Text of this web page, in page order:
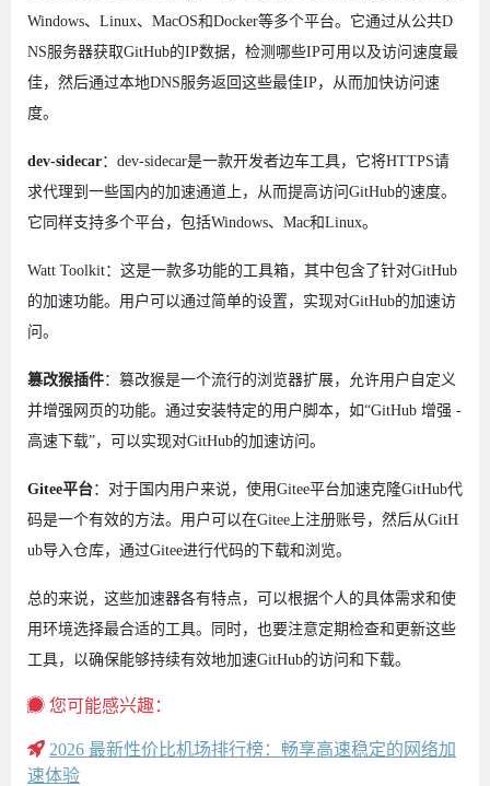
Windows、Linux、MacOS和Docker等多个平台。它通过从公共D
NS服务器获取GitHub的IP数据，检测哪些IP可用以及访问速度最
佳，然后通过本地DNS服务返回这些最佳IP，从而加快访问速
度。
dev-sidecar：dev-sidecar是一款开发者边车工具，它将HTTPS请
求代理到一些国内的加速通道上，从而提高访问GitHub的速度。
它同样支持多个平台，包括Windows、Mac和Linux。
Watt Toolkit：这是一款多功能的工具箱，其中包含了针对GitHub
的加速功能。用户可以通过简单的设置，实现对GitHub的加速访
问。
篡改猴插件：篡改猴是一个流行的浏览器扩展，允许用户自定义
并增强网页的功能。通过安装特定的用户脚本，如“GitHub 增强 -
高速下载”，可以实现对GitHub的加速访问。
Gitee平台：对于国内用户来说，使用Gitee平台加速克隆GitHub代
码是一个有效的方法。用户可以在Gitee上注册账号，然后从GitH
ub导入仓库，通过Gitee进行代码的下载和浏览。
总的来说，这些加速器各有特点，可以根据个人的具体需求和使
用环境选择最合适的工具。同时，也要注意定期检查和更新这些
工具，以确保能够持续有效地加速GitHub的访问和下载。
您可能感兴趣：
2026 最新性价比机场排行榜：畅享高速稳定的网络加
速体验